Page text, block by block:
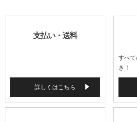
支払い・送料
詳しくはこちら
すべ
き！